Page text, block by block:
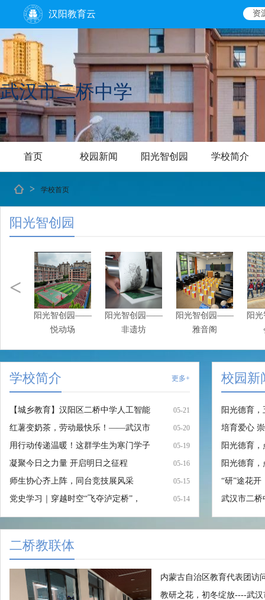
汉阳教育云 资
武汉市二桥中学
首页 校园新闻 阳光智创园 学校简介
> 学校首页
阳光智创园
<
阳光智创园——
悦动场
阳光智创园——
非遗坊
阳光智创园——
雅音阁
阳
学校简介 更多+
【城乡教育】汉阳区二桥中学人工智能 05-21
红薯变奶茶，劳动最快乐！——武汉市 05-20
用行动传递温暖！这群学生为寒门学子 05-19
凝聚今日之力量 开启明日之征程 05-16
师生协心齐上阵，同台竞技展风采 05-15
党史学习｜穿越时空“飞夺泸定桥”， 05-14
校园新
阳光德育
培育爱心
阳光德育
阳光德育
“研”途花
武汉市二桥
二桥教联体
内蒙古自治区教育代表团访
教研之花，初冬绽放----武